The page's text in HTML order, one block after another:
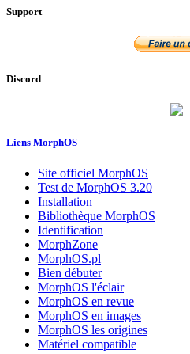
Support
Discord
Liens MorphOS
Site officiel MorphOS
Test de MorphOS 3.20
Installation
Bibliothèque MorphOS
Identification
MorphZone
MorphOS.pl
Bien débuter
MorphOS l'éclair
MorphOS en revue
MorphOS en images
MorphOS les origines
Matériel compatible